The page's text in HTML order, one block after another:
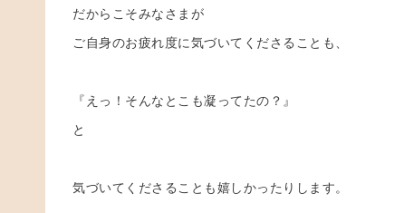
だからこそみなさまが
ご自身のお疲れ度に気づいてくださることも、
『えっ！そんなとこも凝ってたの？』
と
気づいてくださることも嬉しかったりします。